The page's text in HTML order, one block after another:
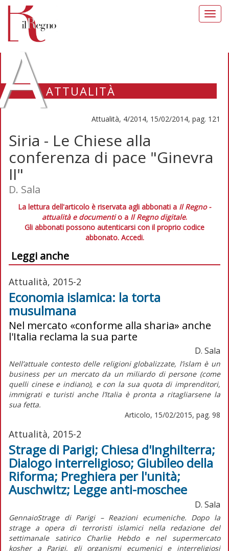
ATTUALITÀ
Attualità, 4/2014, 15/02/2014, pag. 121
Siria - Le Chiese alla
conferenza di pace "Ginevra
II"
D. Sala
La lettura dell'articolo è riservata agli abbonati a Il Regno -
attualità e documentio a Il Regno digitale.
Gli abbonati possono autenticarsi con il proprio codice
abbonato. Accedi.
Leggi anche
Attualità, 2015-2
Economia islamica: la torta
musulmana
Nel mercato «conforme alla sharia» anche
l'Italia reclama la sua parte
D. Sala
Nell’attuale contesto delle religioni globalizzate, l’islam è un
business per un mercato da un miliardo di persone (come
quelli cinese e indiano), e con la sua quota di imprenditori,
immigrati e turisti anche l’Italia è pronta a ritagliarsene la
sua fetta.
Articolo, 15/02/2015, pag. 98
Attualità, 2015-2
Strage di Parigi; Chiesa d'Inghilterra;
Dialogo interreligioso; Giubileo della
Riforma; Preghiera per l'unità;
Auschwitz; Legge anti-moschee
D. Sala
GennaioStrage di Parigi – Reazioni ecumeniche. Dopo la
strage a opera di terroristi islamici nella redazione del
settimanale satirico Charlie Hebdo e nel supermercato
kosher a Parigi, gli organismi ecumenici e interreligiosi